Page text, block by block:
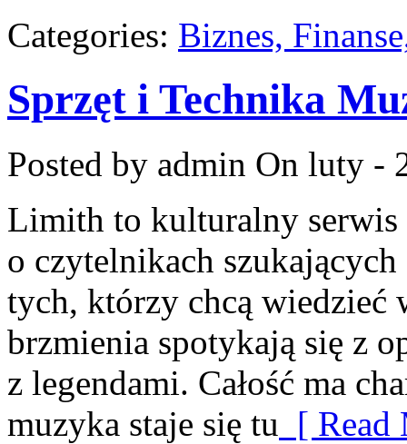
Categories: Biznes,
Sprzęt i Technika
Posted by admin On luty -
Limith to kulturalny serwis
o czytelnikach
tych, którzy chcą wiedzieć
brzmienia spotykają się z
z legendami. Całość ma
muzyka staje się tu [ Read